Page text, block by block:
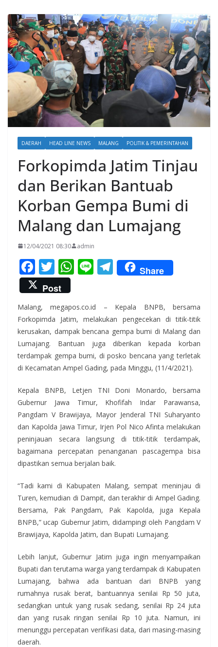
DAERAH HEAD LINE NEWS MALANG POLITIK & PEMERINTAHAN
Forkopimda Jatim Tinjau
dan Berikan Bantuab
Korban Gempa Bumi di
Malang dan Lumajang
12/04/2021 08:30 admin
F
ac
e
b
o
o
k
T
w
itt
er
W
s
A
p
p
Li T
el
gr
a
m
Share
Post
Malang, megapos.co.id – Kepala BNPB, bersama
Forkopimda Jatim, melakukan pengecekan di titik-titik
kerusakan, dampak bencana gempa bumi di Malang dan
Lumajang. Bantuan juga diberikan kepada korban
terdampak gempa bumi, di posko bencana yang terletak
di Kecamatan Ampel Gading, pada Minggu, (11/4/2021).
Kepala BNPB, Letjen TNI Doni Monardo, bersama
Gubernur Jawa Timur, Khofifah Indar Parawansa,
Pangdam V Brawijaya, Mayor Jenderal TNI Suharyanto
dan Kapolda Jawa Timur, Irjen Pol Nico Afinta melakukan
peninjauan secara langsung di titik-titik terdampak,
bagaimana percepatan penanganan pascagempa bisa
dipastikan semua berjalan baik.
“Tadi kami di Kabupaten Malang, sempat meninjau di
Turen, kemudian di Dampit, dan terakhir di Ampel Gading.
Bersama, Pak Pangdam, Pak Kapolda, juga Kepala
BNPB,” ucap Gubernur Jatim, didampingi oleh Pangdam V
Brawijaya, Kapolda Jatim, dan Bupati Lumajang.
Lebih lanjut, Gubernur Jatim juga ingin menyampaikan
Bupati dan terutama warga yang terdampak di Kabupaten
Lumajang, bahwa ada bantuan dari BNPB yang
rumahnya rusak berat, bantuannya senilai Rp 50 juta,
sedangkan untuk yang rusak sedang, senilai Rp 24 juta
dan yang rusak ringan senilai Rp 10 juta. Namun, ini
menunggu percepatan verifikasi data, dari masing-masing
daerah.